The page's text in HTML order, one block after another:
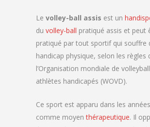
Le volley-ball assis est un
du volley-ball pratiqué assis et peut
pratiqué par tout sportif qui souffre
handicap physique, selon les règles
l’Organisation mondiale de
athlètes handicapés (WOVD).
Ce sport est apparu dans les
comme moyenthérapeutique. Il